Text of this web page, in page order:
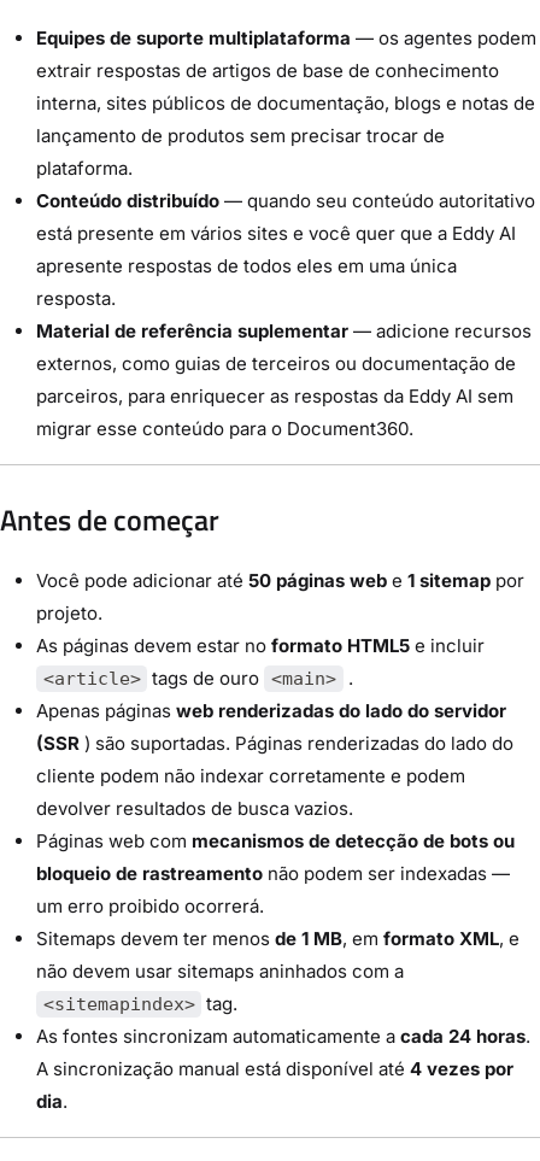
Equipes de suporte multiplataforma — os agentes podem
extrair respostas de artigos de base de conhecimento
interna, sites públicos de documentação, blogs e notas de
lançamento de produtos sem precisar trocar de
plataforma.
Conteúdo distribuído — quando seu conteúdo autoritativo
está presente em vários sites e você quer que a Eddy AI
apresente respostas de todos eles em uma única
resposta.
Material de referência suplementar — adicione recursos
externos, como guias de terceiros ou documentação de
parceiros, para enriquecer as respostas da Eddy AI sem
migrar esse conteúdo para o Document360.
Antes de começar
Você pode adicionar até 50 páginas web e 1 sitemap por
projeto.
As páginas devem estar no formato HTML5 e incluir
<article> tags de ouro <main>
.
Apenas páginas web renderizadas do lado do servidor
(SSR ) são suportadas. Páginas renderizadas do lado do
cliente podem não indexar corretamente e podem
devolver resultados de busca vazios.
Páginas web com mecanismos de detecção de bots ou
bloqueio de rastreamento não podem ser indexadas —
um erro proibido ocorrerá.
Sitemaps devem ter menos de 1 MB, em formato XML, e
não devem usar sitemaps aninhados com a
<sitemapindex> tag.
As fontes sincronizam automaticamente a cada 24 horas.
A sincronização manual está disponível até 4 vezes por
dia.